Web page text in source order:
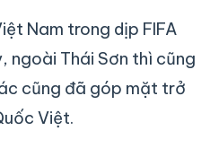
Nam trong dịp FIFA
ngoài Thái Sơn thì cũng
cũng đã góp mặt trở
Việt.